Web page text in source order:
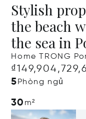
Stylish
the beach
the sea in
Home TRONG
5 Phòng ngủ
30 m²